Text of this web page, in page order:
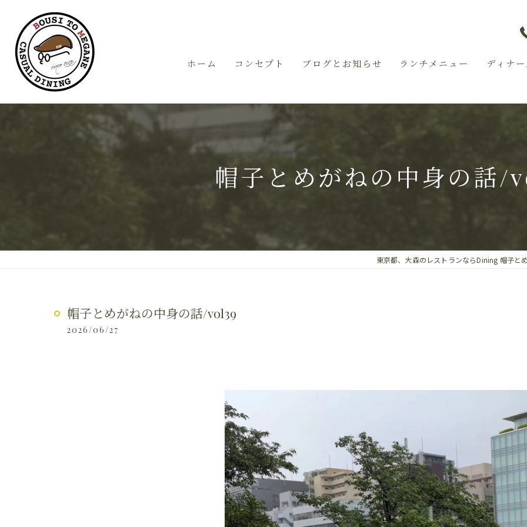
ホーム コンセプト ブログとお知らせ ランチメニュー ディナ
帽子とめがねの中身の話/
東京都、大森のレストランならDining 帽子と
帽子とめがねの中身の話/vol39
2026/06/27